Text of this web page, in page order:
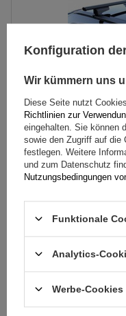
Dachträger G3 CL
integrierte Stahlreling
89,99 €
Große Menge
Konfiguration
Wir kümmern uns
Diese Seite nutzt
Richtlinien zur
eingehalten. Sie können
sowie den Zugriff auf die
festlegen. Weitere
und zum Datenschutz
Nutzungsbedingungen
Funktionale
Analytics-
Werbe-Cookies